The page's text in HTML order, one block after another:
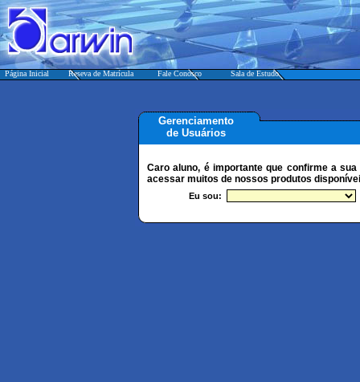
Página Inicial Reseva de Matrícula Fale Conosco Sala de Estudo
Gerenciamento
de Usuários
Caro aluno, é importante que confirme a
acessar muitos de nossos produtos
Eu sou: